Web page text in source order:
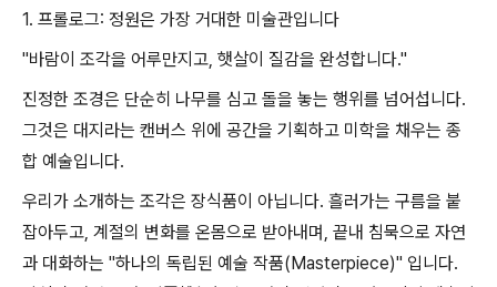
1. 프롤로그: 정원은 가장 거대한 미술관입니다
"바람이 조각을 어루만지고, 햇살이 질감을 완성합니다."
진정한 조경은 단순히 나무를 심고 돌을 놓는 행위를 넘어섭니다.
그것은 대지라는 캔버스 위에 공간을 기획하고 미학을 채우는 종
합 예술입니다.
우리가 소개하는 조각은 장식품이 아닙니다. 흘러가는 구름을 붙
잡아두고, 계절의 변화를 온몸으로 받아내며, 끝내 침묵으로 자연
과 대화하는 "하나의 독립된 예술 작품(Masterpiece)" 입니다.